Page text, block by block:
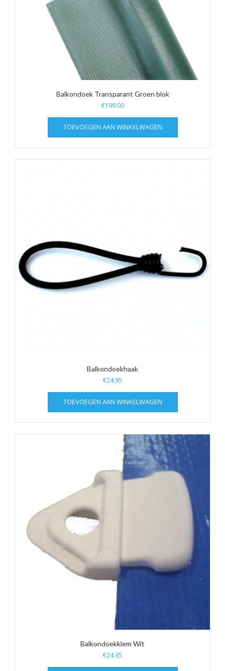
Balkondoek Transparant Groen blok
€199.00
TOEVOEGEN AAN WINKELWAGEN
Balkondoekhaak
€24.95
TOEVOEGEN AAN WINKELWAGEN
Balkondoekklem Wit
€24.95